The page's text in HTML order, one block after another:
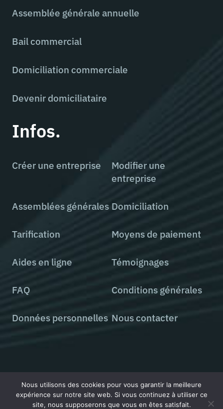
Assemblée générale annuelle
Bail commercial
Domiciliation commerciale
Devenir domiciliataire
Infos.
Créer une entreprise
Modifier une
entreprise
Assemblées générales Domiciliation
Tarification Moyens de paiement
Aides en ligne Témoignages
FAQ Conditions générales
Données personnelles Nous contacter
Tous droits réservés © 2000 - 2026 StatutsOnLine
Nous utilisons des cookies pour vous garantir la meilleure
expérience sur notre site web. Si vous continuez à utiliser ce
site, nous supposerons que vous en êtes satisfait.